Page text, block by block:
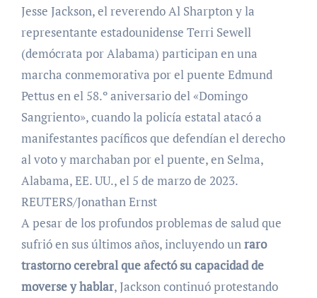
Jesse Jackson, el reverendo Al Sharpton y la
representante estadounidense Terri Sewell
(demócrata por Alabama) participan en una
marcha conmemorativa por el puente Edmund
Pettus en el 58.º aniversario del «Domingo
Sangriento», cuando la policía estatal atacó a
manifestantes pacíficos que defendían el derecho
al voto y marchaban por el puente, en Selma,
Alabama, EE. UU., el 5 de marzo de 2023.
REUTERS/Jonathan Ernst
A pesar de los profundos problemas de salud que
sufrió en sus últimos años, incluyendo unraro
trastorno cerebral que afectó su capacidad de
moverse y hablar, Jackson continuó protestando